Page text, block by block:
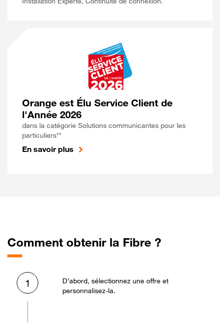
Orange est Élu Service Client de
l'Année 2026
dans la catégorie Solutions communicantes pour les
particuliers**
En savoir plus
Comment obtenir la Fibre ?
1
D’abord, sélectionnez une offre et
personnalisez-la.